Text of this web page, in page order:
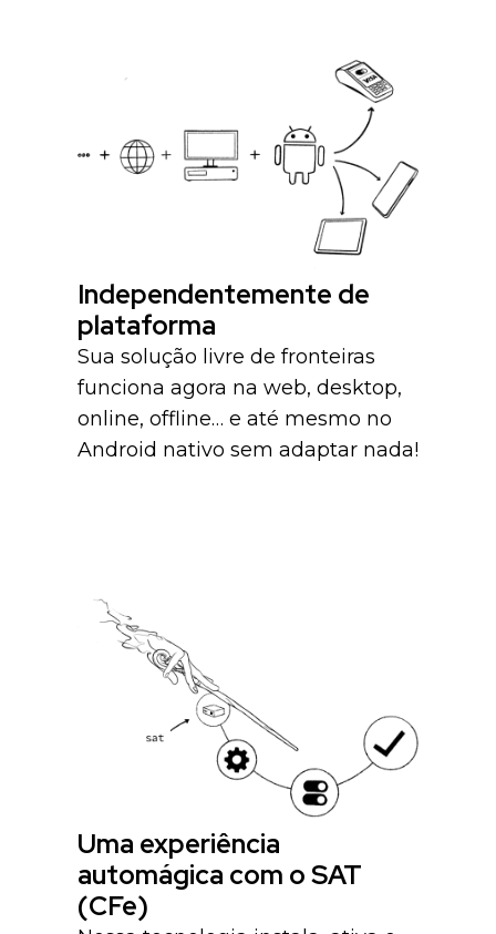
Independentemente de
plataforma
Sua solução livre de fronteiras
funciona agora na web, desktop,
online, offline… e até mesmo no
Android nativo sem adaptar nada!
Uma experiência
automágica com o SAT
(CFe)